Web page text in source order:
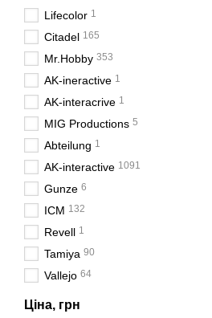
Lifecolor 1
Citadel 165
Mr.Hobby 353
AK-ineractive 1
AK-interacrive 1
MIG Productions 5
Abteilung 1
AK-interactive 1091
Gunze 6
ICM 132
Revell 1
Tamiya 90
Vallejo 64
Ціна, грн